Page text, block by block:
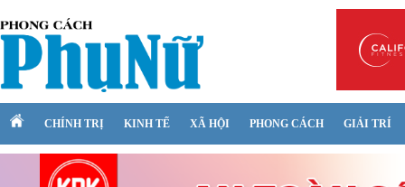
CHÍNH TRỊ KINH TẾ XÃ HỘI PHONG CÁCH GIẢI TRÍ